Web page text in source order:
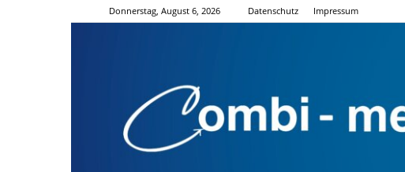
Donnerstag, August 6, 2026 Datenschutz Impressum